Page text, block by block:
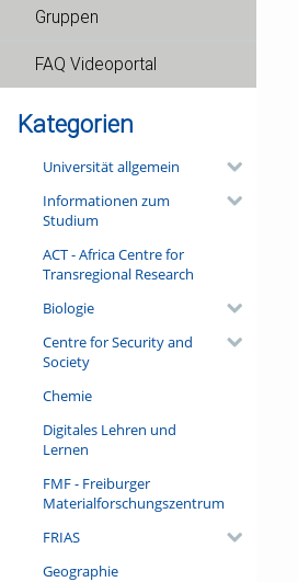
Gruppen
FAQ Videoportal
Kategorien
Universität allgemein
Informationen zum
Studium
ACT - Africa Centre for
Transregional Research
Biologie
Centre for Security and
Society
Chemie
Digitales Lehren und
Lernen
FMF - Freiburger
Materialforschungszentrum
FRIAS
Geographie